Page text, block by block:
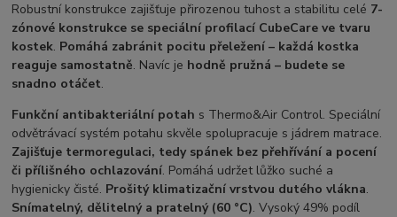
Robustní konstrukce zajišťuje přirozenou tuhost a stabilitu celé 7-
zónové konstrukce se speciální profilací CubeCare ve tvaru
kostek. Pomáhá zabránit pocitu přeležení – každá kostka
reaguje samostatně. Navíc je hodně pružná – budete se
snadno otáčet.
Funkční antibakteriální potah s Thermo&Air Control. Speciální
odvětrávací systém potahu skvěle spolupracuje s jádrem matrace.
Zajišťuje termoregulaci, tedy spánek bez přehřívání a pocení
či přílišného ochlazování. Pomáhá udržet lůžko suché a
hygienicky čisté. Prošitý klimatizační vrstvou dutého vlákna.
Snímatelný, dělitelný a pratelný (60 °C). Vysoký 49% podíl